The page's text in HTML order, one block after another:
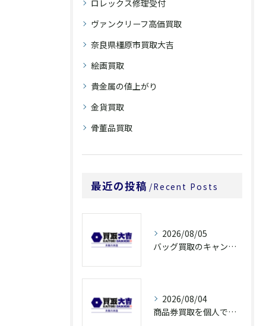
ロレックス修理受付
ヴァンクリーフ高価買取
奈良県橿原市買取大吉
絵画買取
貴金属の値上がり
金貨買取
骨董品買取
最近の投稿 Recent Posts
2026/08/05
バッグ買取のキャンペーンで奈良県橿原市でお得に売るための条件と注意点徹底ガイド
2026/08/04
商品券買取を個人で利用する際の奈良県橿原市で知っておきたい高換金ポイント